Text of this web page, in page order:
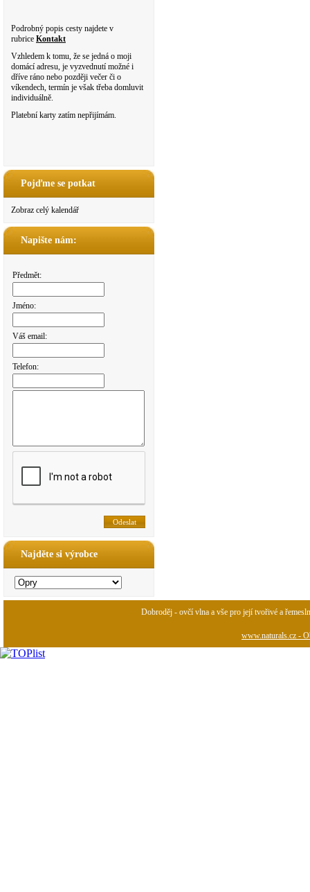
Podrobný popis cesty najdete v
rubrice Kontakt
Vzhledem k tomu, že se jedná o moji
domácí adresu, je vyzvednutí možné i
dříve ráno nebo později večer či o
víkendech, termín je však třeba domluvit
individuálně.
Platební karty zatím nepřijímám.
Pojďme se potkat
Zobraz celý kalendář
Napište nám:
Předmět:
Jméno:
Váš email:
Telefon:
Najděte si výrobce
Dobroděj - ovčí vlna a vše pro její tvořivé a
www.naturals.cz -